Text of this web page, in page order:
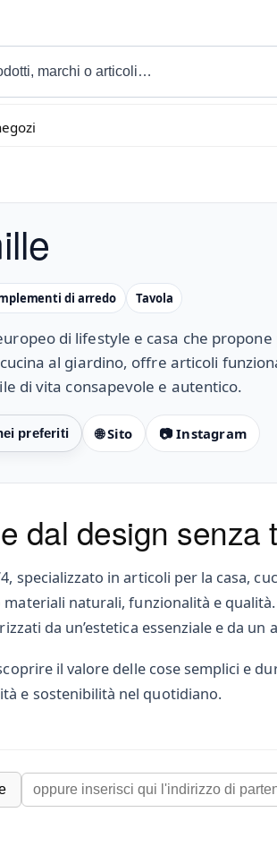
di arredo Tavola
di lifestyle e casa che
al giardino, offre articoli
di vita consapevole e autentico.
🌐 Sito 📷 Instagram
dal design senza
specializzato in articoli per la casa,
naturali, funzionalità e
da un’estetica essenziale e da un
il valore delle cose semplici e
e sostenibilità nel quotidiano.